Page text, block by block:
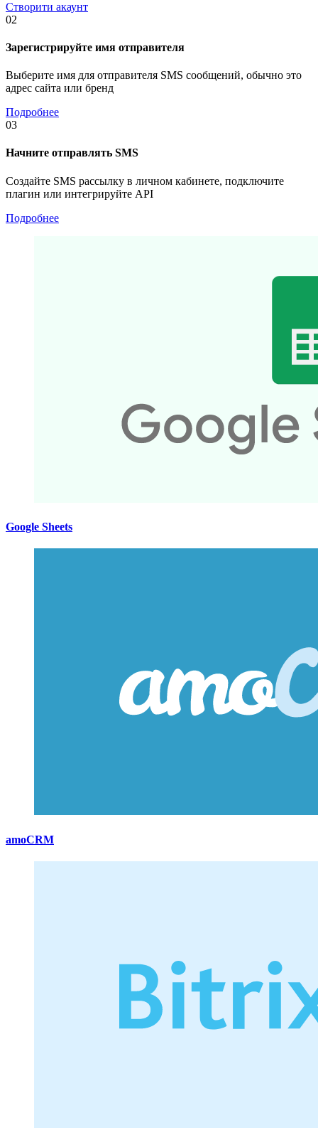
Створити акаунт
02
Зарегистрируйте имя отправителя
Выберите имя для отправителя SMS сообщений, обычно это
адрес сайта или бренд
Подробнее
03
Начните отправлять SMS
Создайте SMS рассылку в личном кабинете, подключите
плагин или интегрируйте API
Подробнее
Google Sheets
amoCRM